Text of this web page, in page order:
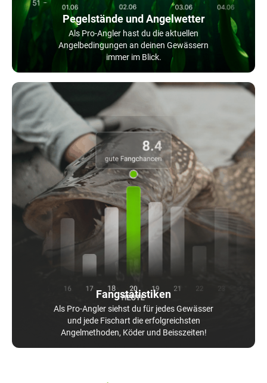
Pegelstände und Angelwetter
Als Pro-Angler hast du die aktuellen
Angelbedingungen an deinen Gewässern
immer im Blick.
Fangstatistiken
Als Pro-Angler siehst du für jedes Gewässer
und jede Fischart die erfolgreichsten
Angelmethoden, Köder und Beisszeiten!